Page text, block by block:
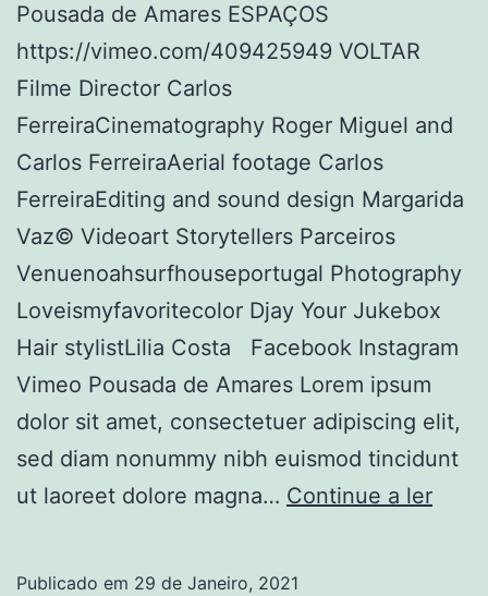
Pousada de Amares ESPAÇOS
https://vimeo.com/409425949 VOLTAR
Filme Director Carlos
FerreiraCinematography Roger Miguel and
Carlos FerreiraAerial footage Carlos
FerreiraEditing and sound design Margarida
Vaz© Videoart Storytellers Parceiros
Venuenoahsurfhouseportugal Photography
Loveismyfavoritecolor Djay Your Jukebox
Hair stylistLilia Costa Facebook Instagram
Vimeo Pousada de Amares Lorem ipsum
dolor sit amet, consectetuer adipiscing elit,
sed diam nonummy nibh euismod tincidunt
ut laoreet dolore magna… Continue a ler
Publicado em 29 de Janeiro, 2021